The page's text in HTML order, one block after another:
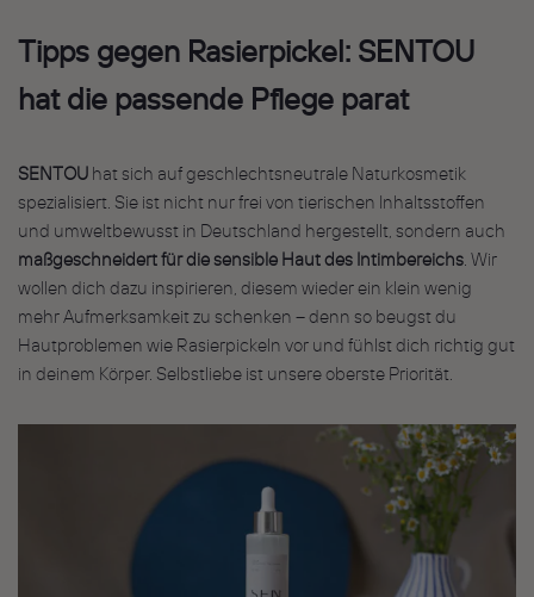
Tipps gegen Rasierpickel: SENTOU
hat die passende Pflege parat
SENTOU hat sich auf geschlechtsneutrale Naturkosmetik
spezialisiert. Sie ist nicht nur frei von tierischen Inhaltsstoffen
und umweltbewusst in Deutschland hergestellt, sondern auch
maßgeschneidert für die sensible Haut des Intimbereichs . Wir
wollen dich dazu inspirieren, diesem wieder ein klein wenig
mehr Aufmerksamkeit zu schenken – denn so beugst du
Hautproblemen wie Rasierpickeln vor und fühlst dich richtig gut
in deinem Körper. Selbstliebe ist unsere oberste Priorität.